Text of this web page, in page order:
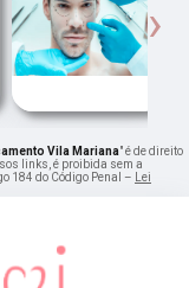
›
Vila Mariana" é de direito
links, é proibida sem a
184 do Código Penal – Lei